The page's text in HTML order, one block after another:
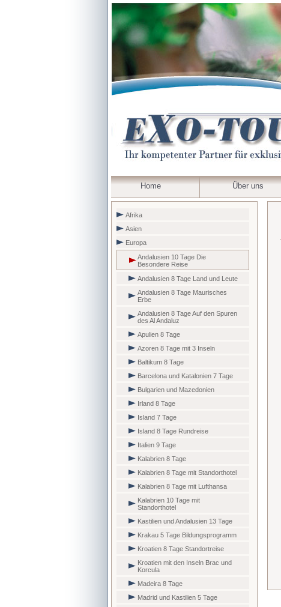
Home Über uns
Afrika
Asien
Europa
Andalusien 10 Tage Die
Besondere Reise
Andalusien 8 Tage Land und Leute
Andalusien 8 Tage Maurisches
Erbe
Andalusien 8 Tage Auf den Spuren
des Al Andaluz
Apulien 8 Tage
Azoren 8 Tage mit 3 Inseln
Baltikum 8 Tage
Barcelona und Katalonien 7 Tage
Bulgarien und Mazedonien
Irland 8 Tage
Island 7 Tage
Island 8 Tage Rundreise
Italien 9 Tage
Kalabrien 8 Tage
Kalabrien 8 Tage mit Standorthotel
Kalabrien 8 Tage mit Lufthansa
Kalabrien 10 Tage mit
Standorthotel
Kastilien und Andalusien 13 Tage
Krakau 5 Tage Bildungsprogramm
Kroatien 8 Tage Standortreise
Kroatien mit den Inseln Brac und
Korcula
Madeira 8 Tage
Madrid und Kastilien 5 Tage